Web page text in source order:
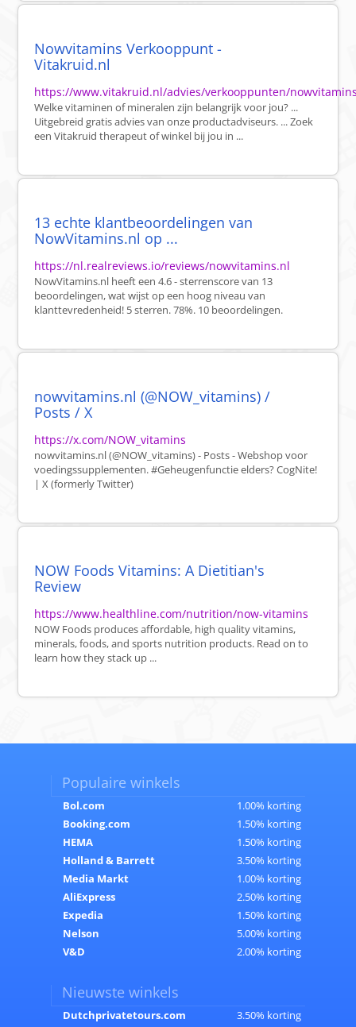
Nowvitamins Verkooppunt -
Vitakruid.nl
https://www.vitakruid.nl/advies/verkooppunten/
Welke vitaminen of mineralen zijn belangrijk voor jou? ...
Uitgebreid gratis advies van onze productadviseurs. ... Zoek
een Vitakruid therapeut of winkel bij jou in ...
13 echte klantbeoordelingen van
NowVitamins.nl op ...
https://nl.realreviews.io/reviews/nowvitamins.nl
NowVitamins.nl heeft een 4.6 - sterrenscore van 13
beoordelingen, wat wijst op een hoog niveau van
klanttevredenheid! 5 sterren. 78%. 10 beoordelingen.
nowvitamins.nl (@NOW_vitamins) /
Posts / X
https://x.com/NOW_vitamins
nowvitamins.nl (@NOW_vitamins) - Posts - Webshop voor
voedingssupplementen. #Geheugenfunctie elders? CogNite!
| X (formerly Twitter)
NOW Foods Vitamins: A Dietitian's
Review
https://www.healthline.com/nutrition/now-vitamins
NOW Foods produces affordable, high quality vitamins,
minerals, foods, and sports nutrition products. Read on to
learn how they stack up ...
Populaire winkels
Bol.com
1.00% korting
Booking.com
1.50% korting
HEMA
1.50% korting
Holland & Barrett
3.50% korting
Media Markt
1.00% korting
AliExpress
2.50% korting
Expedia
1.50% korting
Nelson
5.00% korting
V&D
2.00% korting
Nieuwste winkels
Dutchprivatetours.com
3.50% korting